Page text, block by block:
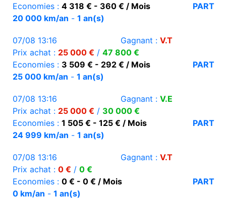
Economies : 4 318 € - 360 € / Mois
PART
20 000 km/an - 1 an(s)
07/08 13:16 Gagnant : V.T
Prix achat : 25 000 € / 47 800 €
Economies : 3 509 € - 292 € / Mois
PART
25 000 km/an - 1 an(s)
07/08 13:16 Gagnant : V.E
Prix achat : 25 000 € / 30 000 €
Economies : 1 505 € - 125 € / Mois
PART
24 999 km/an - 1 an(s)
07/08 13:16 Gagnant : V.T
Prix achat : 0 € / 0 €
Economies : 0 € - 0 € / Mois
PART
0 km/an - 1 an(s)